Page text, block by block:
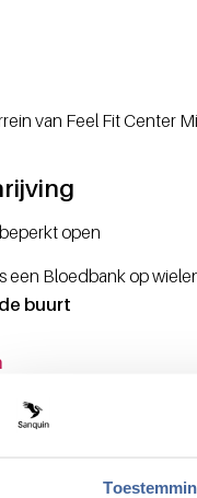
van Feel Fit Center
open
een Bloedbank op
buurt
2026